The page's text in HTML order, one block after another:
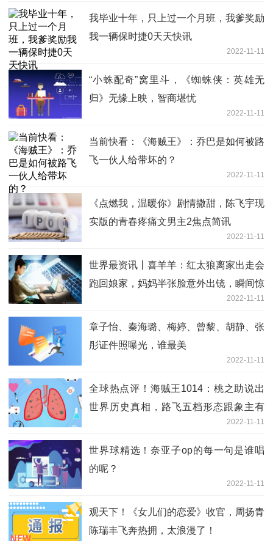
我毕业十年，只上过一个月班，我爹奖励
我一辆保时捷0天天快讯
2022-11-11
“小蛛配奇”窝里斗，《蜘蛛侠：英雄无
归》无缘上映，智商堪忧
2022-11-11
当前快看：《海贼王》：乔巴是如何被路
飞一伙人给带坏的？
2022-11-11
《点燃我，温暖你》剧情撒甜，陈飞宇现
实版的青春疼痛文男主2焦点简讯
2022-11-11
世界最资讯丨喜羊羊：红太狼离家出走会
跑回娘家，妈妈半张脸意外出镜，瞬间惊
2022-11-11
章子怡、秦海璐、梅婷、曾黎、胡静、张
彤证件照曝光，谁最美
2022-11-11
全球热点评！海贼王1014：桃之助说出
世界历史真相，路飞五档形态跟象主有
2022-11-11
世界球精选！奈亚子op的每一句是谁唱
的呢？
2022-11-11
观天下！《女儿们的恋爱》收官，周扬青
陈瑞丰飞奔热拥，太浪漫了！